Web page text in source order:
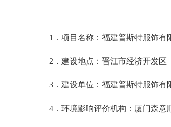
1．项目名称：福建普斯特服饰有
2．建设地点：晋江市经济开发区
3．建设单位：福建普斯特服饰有
4．环境影响评价机构：厦门森意